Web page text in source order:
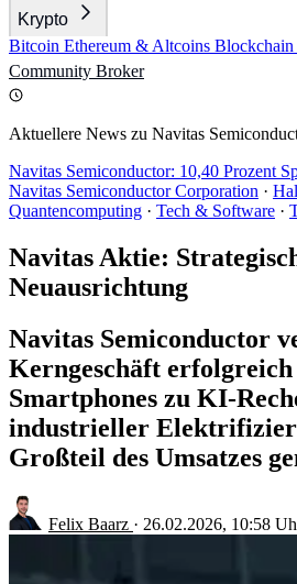
Krypto
Bitcoin Ethereum & Altcoins Blockchain
Community Broker
Aktuellere News zu Navitas
Navitas Semiconductor: 10,40 Prozent
Navitas Semiconductor Corporation ·
Quantencomputing · Tech & Software ·
Navitas Aktie:
Neuausrichtung
Navitas Semiconductor
Kerngeschäft erfolgreich
Smartphones zu KI-
industrieller
Großteil des Umsatzes
Felix Baarz · 26.02.2026, 10:58